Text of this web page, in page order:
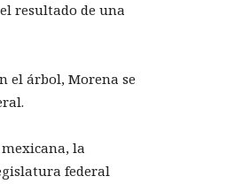
resultado de una
el árbol, Morena se
la
federal